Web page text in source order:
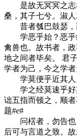
是故无冥冥之志者
桑，其子七兮。淑
昔者瓠巴鼓瑟，而
学恶乎始？恶乎终
禽兽也。故书者，
地之间者毕矣。 君
学者为己，今之学
学莫便乎近其人。
学之经莫速乎好其
诎五指而顿之，顺
题#e#
问楛者，勿告也；
后可与言道之致。